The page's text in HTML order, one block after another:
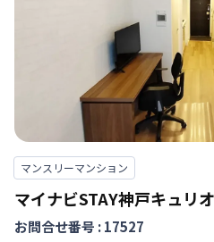
マンスリーマンション
マイナビSTAY神戸キュリオ
お問合せ番号 :17527